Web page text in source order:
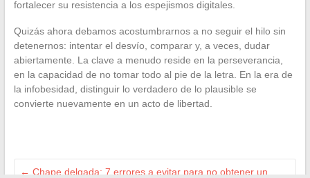
fortalecer su resistencia a los espejismos digitales.
Quizás ahora debamos acostumbrarnos a no seguir el hilo sin
detenernos: intentar el desvío, comparar y, a veces, dudar
abiertamente. La clave a menudo reside en la perseverancia,
en la capacidad de no tomar todo al pie de la letra. En la era de
la infobesidad, distinguir lo verdadero de lo plausible se
convierte nuevamente en un acto de libertad.
← Chape delgada: 7 errores a evitar para no obtener un